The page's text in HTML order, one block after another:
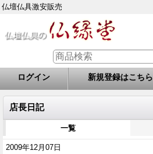
仏壇仏具激安販売
ログイン 新規登録はこちら
店長日記
一覧
2009年12月07日